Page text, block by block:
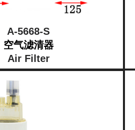
A-5668-S
空气滤清器
Air Filter